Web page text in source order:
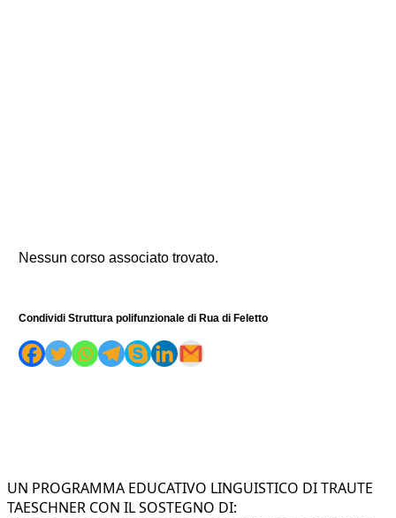
Nessun corso associato trovato.
Condividi Struttura polifunzionale di Rua di Feletto
UN PROGRAMMA EDUCATIVO LINGUISTICO DI TRAUTE
TAESCHNER CON IL SOSTEGNO DI: